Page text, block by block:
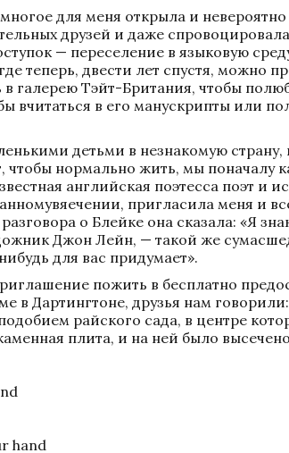
для меня открыла и
друзей и даже
— переселение в языковую
теперь, двести лет спустя, можно
в галерею Тэйт-Британия, чтобы
вчитаться в его манускрипты или
детьми в незнакомую
чтобы нормально жить, мы поначалу
английская поэтесса поэт и
пригласила меня и
о Блейке она сказала: «Я
Джон Лейн, — такой же
для вас придумает».
пожить в бесплатно
в Дартингтоне, друзья нам
райского сада, в центре
плита, и на ней было
hand